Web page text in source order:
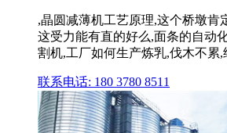
,晶圆减薄机工艺原理,这个桥墩肯
这受力能有直的好么,面条的自动
割机,工厂如何生产炼乳,伐木不累,
联系电话: 180 3780 8511